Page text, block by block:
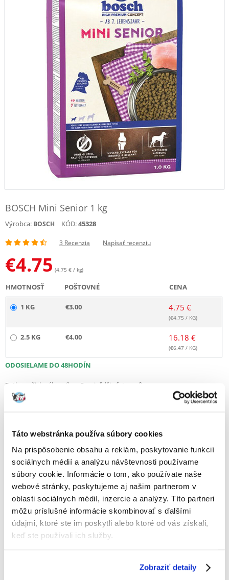
Táto webstránka používa súbory cookies
Na prispôsobenie obsahu a reklám, poskytovanie funkcií
sociálnych médií a analýzu návštevnosti používame
súbory cookie. Informácie o tom, ako používate naše
webové stránky, poskytujeme aj našim partnerom v
oblasti sociálnych médií, inzercie a analýzy. Títo partneri
môžu príslušné informácie skombinovať s ďalšími
údajmi, ktoré ste im poskytli alebo ktoré od vás získali,
keď ste používali ich služby.
Zobraziť detaily
BOSCH Mini Senior 1 kg
Výrobca: BOSCH KÓD:45328
3 Recenzia Napísať recenziu
€4.75 (4.75 € / kg)
HMOTNOSŤ POŠTOVNÉ CENA
1 KG €3.00 4.75 €
(€4.75 / KG)
2.5 KG €4.00 16.18 €
(€6.47 / KG)
ODOSIELAME DO 48HODÍN
Fotky našich zákazníkov
Pozri ďalšie fotografie
67%
Recommend
67% ZÁKAZNÍCI ODPORÚČAJÚ TENTO PRODUKT
NAPÍSAŤ RECENZIU